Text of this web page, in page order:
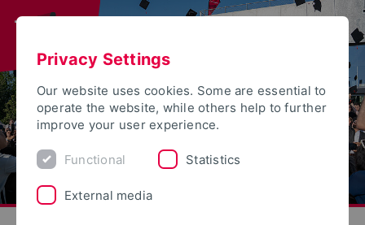
Privacy Settings
Our website uses cookies. Some are essential to
operate the website, while others help to further
improve your user experience.
Functional Statistics
External media